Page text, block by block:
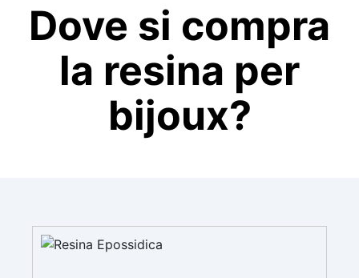
Dove si compra
la resina per
bijoux?